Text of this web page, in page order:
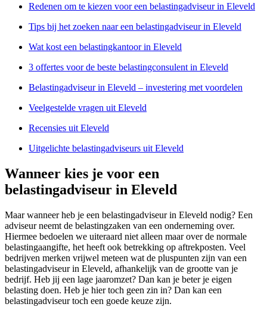
Redenen om te kiezen voor een belastingadviseur in Eleveld
Tips bij het zoeken naar een belastingadviseur in Eleveld
Wat kost een belastingkantoor in Eleveld
3 offertes voor de beste belastingconsulent in Eleveld
Belastingadviseur in Eleveld – investering met voordelen
Veelgestelde vragen uit Eleveld
Recensies uit Eleveld
Uitgelichte belastingadviseurs uit Eleveld
Wanneer kies je voor een
belastingadviseur in Eleveld
Maar wanneer heb je een belastingadviseur in Eleveld nodig? Een
adviseur neemt de belastingzaken van een onderneming over.
Hiermee bedoelen we uiteraard niet alleen maar over de normale
belastingaangifte, het heeft ook betrekking op aftrekposten. Veel
bedrijven merken vrijwel meteen wat de pluspunten zijn van een
belastingadviseur in Eleveld, afhankelijk van de grootte van je
bedrijf. Heb jij een lage jaaromzet? Dan kan je beter je eigen
belasting doen. Heb je hier toch geen zin in? Dan kan een
belastingadviseur toch een goede keuze zijn.